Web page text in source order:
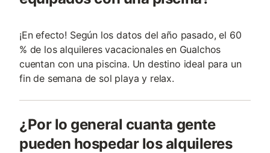
¡En efecto! Según los datos del año pasado, el 60
% de los alquileres vacacionales en Gualchos
cuentan con una piscina. Un destino ideal para un
fin de semana de sol playa y relax.
¿Por lo general cuanta gente
pueden hospedar los alquileres